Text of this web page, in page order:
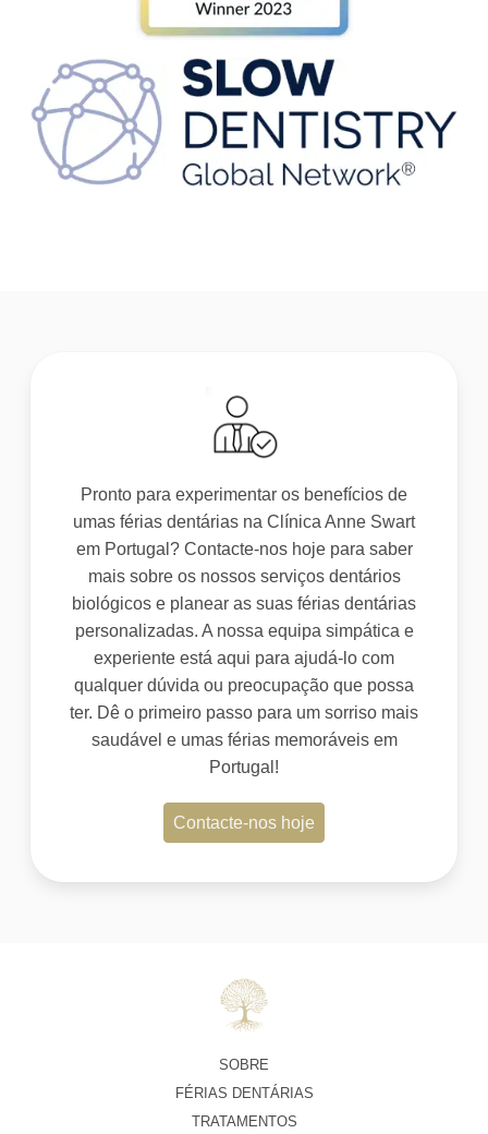
Pronto para experimentar os benefícios de
umas férias dentárias na Clínica Anne Swart
em Portugal? Contacte-nos hoje para saber
mais sobre os nossos serviços dentários
biológicos e planear as suas férias dentárias
personalizadas. A nossa equipa simpática e
experiente está aqui para ajudá-lo com
qualquer dúvida ou preocupação que possa
ter. Dê o primeiro passo para um sorriso mais
saudável e umas férias memoráveis em
Portugal!
Contacte-nos hoje
SOBRE
FÉRIAS DENTÁRIAS
TRATAMENTOS